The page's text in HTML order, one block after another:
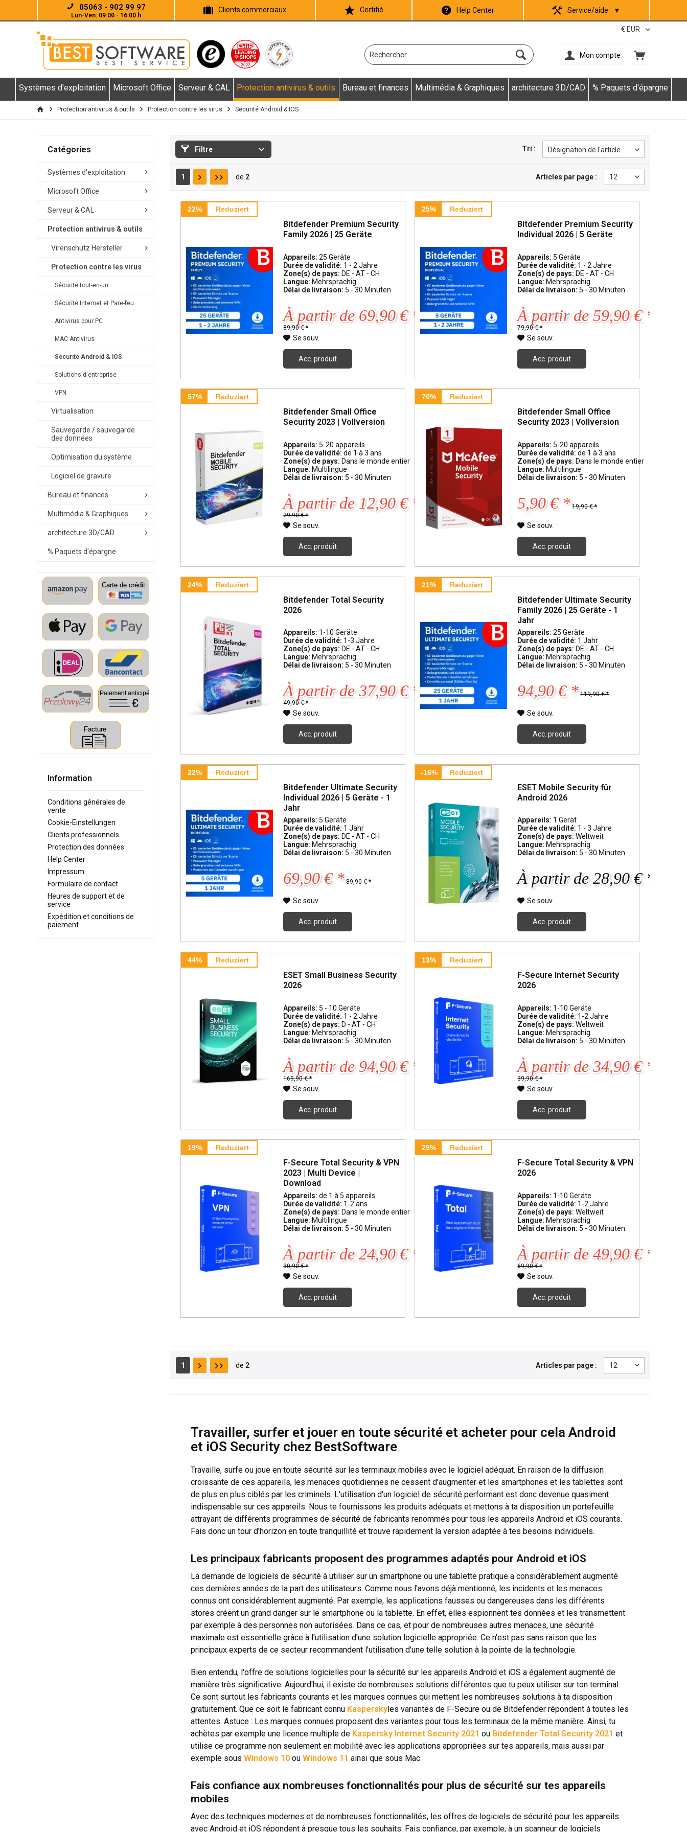
05063 - 902 99 97
Lun-Ven: 09:00 - 16:00 h
Clients commerciaux Certifié Help Center Service/aide ▼
Mon compte
Systèmes d'exploitation Microsoft Office Serveur & CAL Protection antivirus & outils Bureau et finances Multimédia & Graphiques architecture 3D/CAD % Paquets d'épargne
Protection antivirus & outils Protection contre les virus Sécurité Android & IOS
Catégories
Systèmes d'exploitation
Microsoft Office
Serveur & CAL
Protection antivirus & outils
Virenschutz Hersteller
Protection contre les virus
Sécurité tout-en-un
Sécurité Internet et Pare-feu
Antivirus pour PC
MAC Antivirus
Sécurité Android & IOS
Solutions d'entreprise
VPN
Virtualisation
Sauvegarde / sauvegarde
des données
Optimisation du système
Logiciel de gravure
Bureau et finances
Multimédia & Graphiques
architecture 3D/CAD
% Paquets d'épargne
Information
Conditions générales de
vente
Cookie-Einstellungen
Clients professionnels
Protection des données
Help Center
Impressum
Formulaire de contact
Heures de support et de
service
Expédition et conditions de
paiement
Filtre Tri :
1 de 2 Articles par page :
22% Reduziert
Bitdefender Premium Security
Family 2026 | 25 Geräte
Appareils:25 Geräte
Durée de validité: 1 - 2 Jahre
Zone(s) de pays: DE - AT - CH
Langue: Mehrsprachig
Délai de livraison: 5 - 30 Minuten
À partir de 69,90 € *
89,90 € *
Se souv.
Acc. produit
25% Reduziert
Bitdefender Premium Security
Individual 2026 | 5 Geräte
Appareils: 5 Geräte
Durée de validité: 1 - 2 Jahre
Zone(s) de pays: DE - AT - CH
Langue: Mehrsprachig
Délai de livraison: 5 - 30 Minuten
À partir de 59,90 € *
79,90 € *
Se souv.
Acc. produit
57% Reduziert
Bitdefender Small Office
Security 2023 | Vollversion
Appareils: 5-20 appareils
Durée de validité:de 1 à 3 ans
Zone(s) de pays: Dans le monde entier
Langue: Multilingue
Délai de livraison: 5 - 30 Minuten
À partir de 12,90 € *
29,90 € *
Se souv.
Acc. produit
70% Reduziert
Bitdefender Small Office
Security 2023 | Vollversion
Appareils: 5-20 appareils
Durée de validité:de 1 à 3 ans
Zone(s) de pays: Dans le monde entier
Langue: Multilingue
Délai de livraison: 5 - 30 Minuten
5,90 € * 19,90 € *
Se souv.
Acc. produit
24% Reduziert
Bitdefender Total Security
2026
Appareils: 1-10 Geräte
Durée de validité: 1-3 Jahre
Zone(s) de pays: DE - AT - CH
Langue: Mehrsprachig
Délai de livraison: 5 - 30 Minuten
À partir de 37,90 € *
49,90 € *
Se souv.
Acc. produit
21% Reduziert
Bitdefender Ultimate Security
Family 2026 | 25 Geräte - 1
Jahr
Appareils:25 Geräte
Durée de validité: 1 Jahr
Zone(s) de pays: DE - AT - CH
Langue: Mehrsprachig
Délai de livraison: 5 - 30 Minuten
94,90 € * 119,90 € *
Se souv.
Acc. produit
22% Reduziert
Bitdefender Ultimate Security
Individual 2026 | 5 Geräte - 1
Jahr
Appareils: 5 Geräte
Durée de validité: 1 Jahr
Zone(s) de pays: DE - AT - CH
Langue: Mehrsprachig
Délai de livraison: 5 - 30 Minuten
69,90 € * 89,90 € *
Se souv.
Acc. produit
-16% Reduziert
ESET Mobile Security für
Android 2026
Appareils: 1 Gerät
Durée de validité: 1 - 3 Jahre
Zone(s) de pays:Weltweit
Langue: Mehrsprachig
Délai de livraison: 5 - 30 Minuten
À partir de 28,90 € *
Se souv.
Acc. produit
44% Reduziert
ESET Small Business Security
2026
Appareils: 5 - 10 Geräte
Durée de validité: 1 - 2 Jahre
Zone(s) de pays:D - AT - CH
Langue:Mehrsprachig
Délai de livraison: 5 - 30 Minuten
À partir de 94,90 € *
169,90 € *
Se souv.
Acc. produit
13% Reduziert
F-Secure Internet Security
2026
Appareils: 1-10 Geräte
Durée de validité: 1-2 Jahre
Zone(s) de pays:Weltweit
Langue:Mehrsprachig
Délai de livraison: 5 - 30 Minuten
À partir de 34,90 € *
39,90 € *
Se souv.
Acc. produit
19% Reduziert
F-Secure Total Security & VPN
2023 | Multi Device |
Download
Appareils:de 1 à 5 appareils
Durée de validité: 1-2 ans
Zone(s) de pays: Dans le monde entier
Langue: Multilingue
Délai de livraison: 5 - 30 Minuten
À partir de 24,90 € *
30,90 € *
Se souv.
Acc. produit
29% Reduziert
F-Secure Total Security & VPN
2026
Appareils: 1-10 Geräte
Durée de validité: 1-2 Jahre
Zone(s) de pays:Weltweit
Langue: Mehrsprachig
Délai de livraison: 5 - 30 Minuten
À partir de 49,90 € *
69,90 € *
Se souv.
Acc. produit
1 de 2 Articles par page :
Travailler, surfer et jouer en toute sécurité et acheter pour cela Android
et iOS Security chez BestSoftware
Travaille, surfe ou joue en toute sécurité sur les terminaux mobiles avec le logiciel adéquat. En raison de la diffusion
croissante de ces appareils, les menaces quotidiennes ne cessent d'augmenter et les smartphones et les tablettes sont
de plus en plus ciblés par les criminels. L'utilisation d'un logiciel de sécurité performant est donc devenue quasiment
indispensable sur ces appareils. Nous te fournissons les produits adéquats et mettons à ta disposition un portefeuille
attrayant de différents programmes de sécurité de fabricants renommés pour tous les appareils Android et iOS courants.
Fais donc un tour d'horizon en toute tranquillité et trouve rapidement la version adaptée à tes besoins individuels.
Les principaux fabricants proposent des programmes adaptés pour Android et iOS
La demande de logiciels de sécurité à utiliser sur un smartphone ou une tablette pratique a considérablement augmenté
ces dernières années de la part des utilisateurs. Comme nous l'avons déjà mentionné, les incidents et les menaces
connus ont considérablement augmenté. Par exemple, les applications fausses ou dangereuses dans les différents
stores créent un grand danger sur le smartphone ou la tablette. En effet, elles espionnent tes données et les transmettent
par exemple à des personnes non autorisées. Dans ce cas, et pour de nombreuses autres menaces, une sécurité
maximale est essentielle grâce à l'utilisation d'une solution logicielle appropriée. Ce n'est pas sans raison que les
principaux experts de ce secteur recommandent l'utilisation d'une telle solution à la pointe de la technologie.
Bien entendu, l'offre de solutions logicielles pour la sécurité sur les appareils Android et iOS a également augmenté de
manière très significative. Aujourd'hui, il existe de nombreuses solutions différentes que tu peux utiliser sur ton terminal.
Ce sont surtout les fabricants courants et les marques connues qui mettent les nombreuses solutions à ta disposition
gratuitement. Que ce soit le fabricant connu Kasperskyles variantes de F-Secure ou de Bitdefender répondent à toutes les
attentes. Astuce : Les marques connues proposent des variantes pour tous les terminaux de la même manière. Ainsi, tu
achètes par exemple une licence multiple de Kaspersky Internet Security 2021 ou Bitdefender Total Security 2021 et
utilise ce programme non seulement en mobilité avec les applications appropriées sur tes appareils, mais aussi par
exemple sous Windows 10 ou Windows 11 ainsi que sous Mac.
Fais confiance aux nombreuses fonctionnalités pour plus de sécurité sur tes appareils
mobiles
Avec des techniques modernes et de nombreuses fonctionnalités, les offres de logiciels de sécurité pour les appareils
avec Android et iOS répondent à presque tous les souhaits. Fais confiance, par exemple, à un scanneur de logiciels